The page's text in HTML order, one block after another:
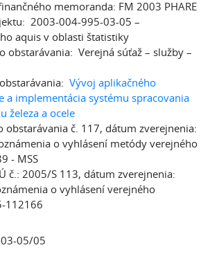
memoranda: FM 2003 PHARE
2003-004-995-03-05 –
aquis v oblasti štatistiky
obstarávania: Verejná súťaž – služby –
Vývoj aplikačného
a implementácia systému spracovania
železa a ocele
obstarávania č. 117, dátum zverejnenia:
o vyhlásení metódy verejného
- MSS
č.: 2005/S 113, dátum zverejnenia:
o vyhlásení verejného
112166
05/05